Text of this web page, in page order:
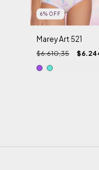
6% OFF
Marey Art 521
$6.610,35